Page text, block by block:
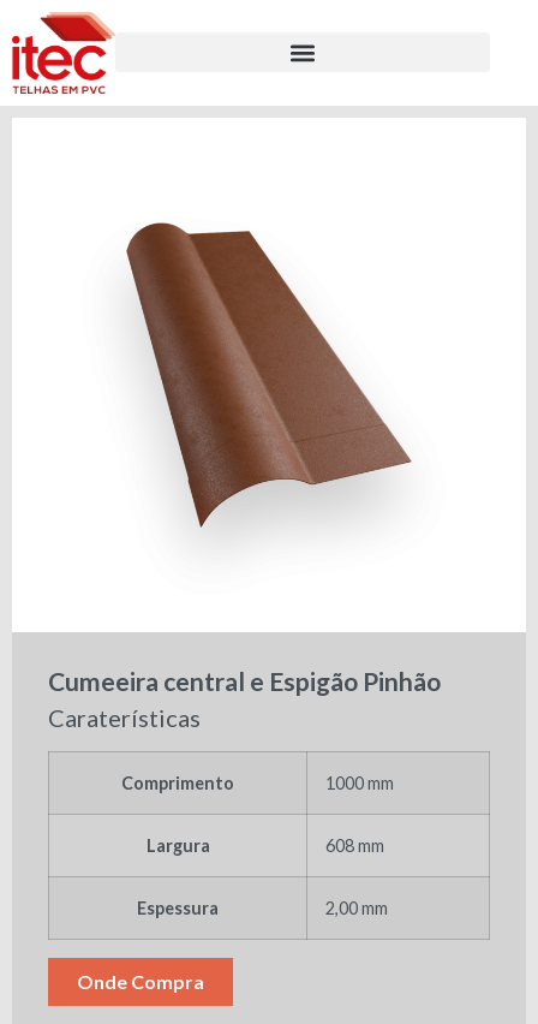
Cumeeira central e Espigão Pinhão
Caraterísticas
Comprimento 1000 mm
Largura 608 mm
Espessura 2,00 mm
Onde Compra